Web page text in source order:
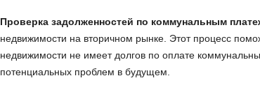
Проверка задолженностей по коммунальным
недвижимости на вторичном рынке. Этот процесс
недвижимости не имеет долгов по оплате
потенциальных проблем в будущем.